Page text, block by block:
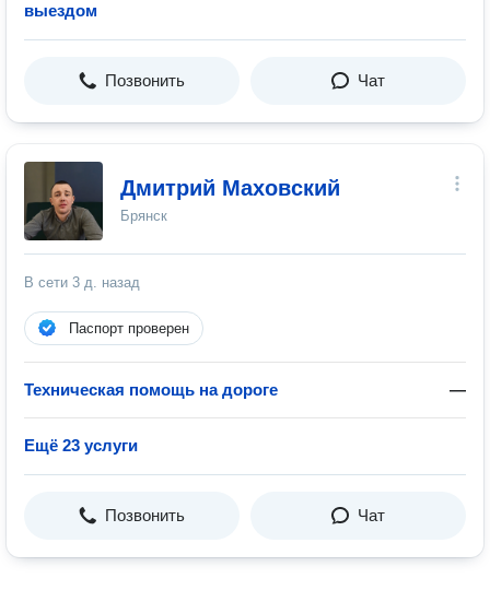
выездом
Позвонить Чат
Дмитрий Маховский
Брянск
В сети 3 д. назад
Паспорт проверен
Техническая помощь на дороге —
Ещё 23 услуги
Позвонить Чат